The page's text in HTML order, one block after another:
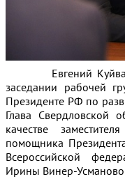
Евгений
заседании рабочей
Президенте РФ по
Глава Свердловской
качестве
помощника
Всероссийской
Ирины Винер-